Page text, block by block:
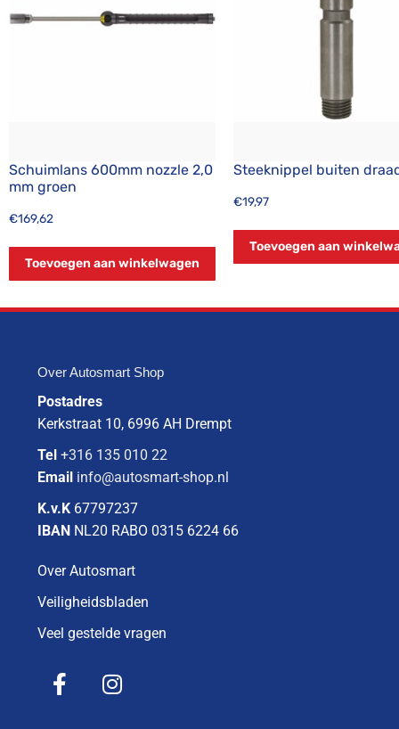
Schuimlans 600mm nozzle 2,0
mm groen
€169,62
Toevoegen aan winkelwagen
Steeknippel buiten
€19,97
Toevoegen aan
Over Autosmart Shop
Postadres
Kerkstraat 10, 6996 AH Drempt
Tel +316 135 010 22
Email info@autosmart-shop.nl
K.v.K 67797237
IBAN NL20 RABO 0315 6224 66
Over Autosmart
Veiligheidsbladen
Veel gestelde vragen